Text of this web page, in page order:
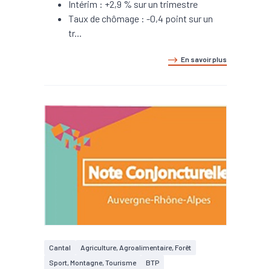
Intérim : +2,9 % sur un trimestre
Taux de chômage : -0,4 point sur un
tr...
En savoir plus
Cantal
Agriculture, Agroalimentaire, Forêt
Sport, Montagne, Tourisme
BTP